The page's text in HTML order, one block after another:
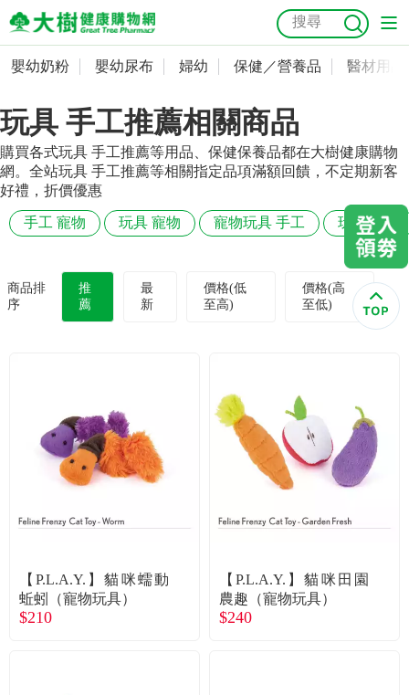
嬰幼奶粉
嬰幼尿布
婦幼
保健／營養品
醫材用品
成人照護
食品／健康食補
名人嚴選
優惠活動
關於我們
抗菌 尿布 大樹獨家 益生菌 魚油 幼兒米餅
奶瓶奶嘴
會員資料及密碼修改
常用收件人清單
訂單查詢
收藏清單
紅利點數查詢
購物金查詢
優惠券查詢
嬰幼奶粉 嬰幼尿布 婦幼 保健／營養品 醫材用品
玩具 手工推薦相關商品
購買各式玩具 手工推薦等用品、保健保養品都在大樹健康購物
網。全站玩具 手工推薦等相關指定品項滿額回饋，不定期新客
好禮，折價優惠
手工 寵物 玩具 寵物 寵物玩具 手工 玩具 狗狗
商品排
序
推
薦
最
新
價格(低
至高)
價格(高
至低)
【P.L.A.Y.】貓咪蠕動
蚯蚓（寵物玩具）
$210
【P.L.A.Y.】貓咪田園
農趣（寵物玩具）
$240